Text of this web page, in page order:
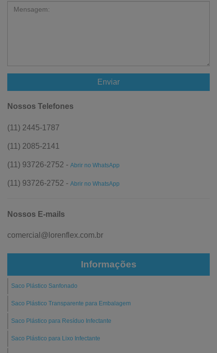
Enviar
Nossos Telefones
(11) 2445-1787
(11) 2085-2141
(11) 93726-2752 - Abrir no WhatsApp
(11) 93726-2752 - Abrir no WhatsApp
Nossos E-mails
comercial@lorenflex.com.br
Informações
Saco Plástico Sanfonado
Saco Plástico Transparente para Embalagem
Saco Plástico para Resíduo Infectante
Saco Plástico para Lixo Infectante